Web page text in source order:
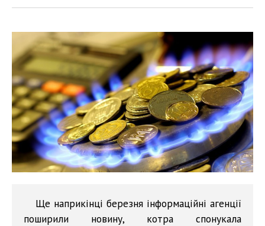
Ще наприкінці березня інформаційні агенції
поширили новину, котра спонукала